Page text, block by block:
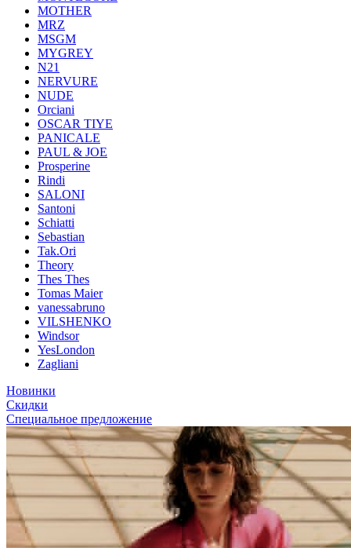
MOTHER
MRZ
MSGM
MYGREY
N21
NERVURE
NUDE
Orciani
OSCAR TIYE
PANICALE
PAUL & JOE
Prosperine
Rindi
SALONI
Santoni
Schiatti
Sebastian
Tak.Ori
Theory
Thes Thes
Tomas Maier
vanessabruno
VILSHENKO
Windsor
YesLondon
Zagliani
Новинки
Скидки
Специальное предложение